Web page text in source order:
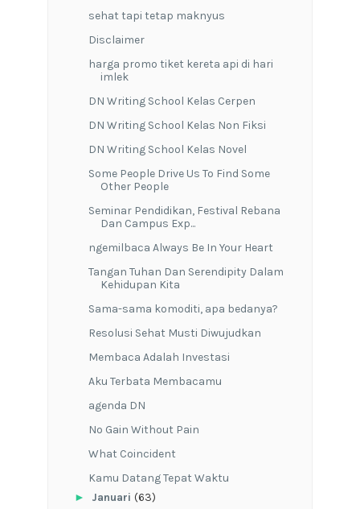
sehat tapi tetap maknyus
Disclaimer
harga promo tiket kereta api di hari
imlek
DN Writing School Kelas Cerpen
DN Writing School Kelas Non Fiksi
DN Writing School Kelas Novel
Some People Drive Us To Find Some
Other People
Seminar Pendidikan, Festival Rebana
Dan Campus Exp...
ngemilbaca Always Be In Your Heart
Tangan Tuhan Dan Serendipity Dalam
Kehidupan Kita
Sama-sama komoditi, apa bedanya?
Resolusi Sehat Musti Diwujudkan
Membaca Adalah Investasi
Aku Terbata Membacamu
agenda DN
No Gain Without Pain
What Coincident
Kamu Datang Tepat Waktu
► Januari (63)